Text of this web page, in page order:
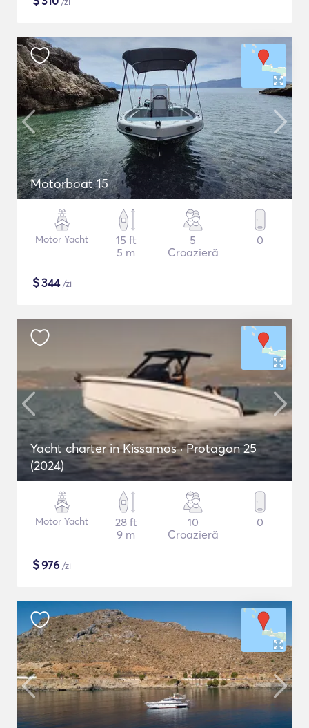
Motorboat 15
Motor Yacht
15 ft
5 m
5
Croazieră
0
$344/zi
Yacht charter in Kissamos · Protagon 25
(2024)
Motor Yacht
28 ft
9 m
10
Croazieră
0
$976 /zi